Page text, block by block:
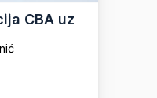
CBA uz